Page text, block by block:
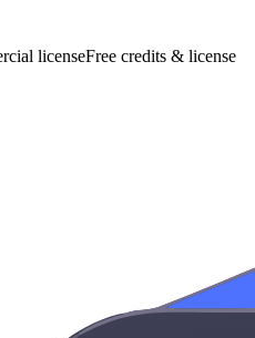
licenseFree credits & license